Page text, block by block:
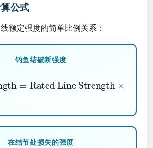
公式
额定强度的简单比例关系：
钓鱼结破断强度
在结节处损失的强度